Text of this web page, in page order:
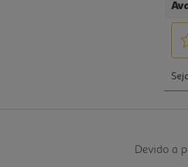
Devido a